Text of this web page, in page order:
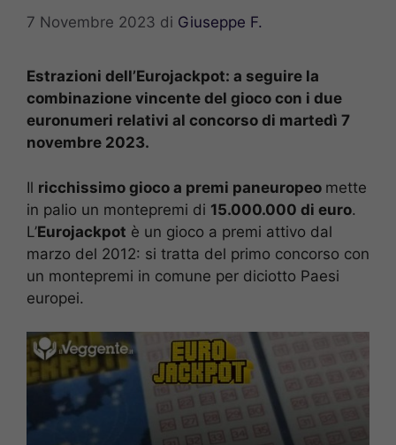
7 Novembre 2023 di Giuseppe F.
Estrazioni dell’Eurojackpot: a seguire la
combinazione vincente del gioco con i due
euronumeri relativi al concorso di martedì 7
novembre 2023.
Il ricchissimo gioco a premi paneuropeo mette
in palio un montepremi di 15.000.000 di euro.
L’Eurojackpot è un gioco a premi attivo dal
marzo del 2012: si tratta del primo concorso con
un montepremi in comune per diciotto Paesi
europei.